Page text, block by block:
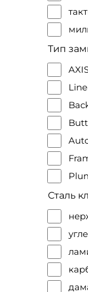
для
для
Тип
Slip
Сталь